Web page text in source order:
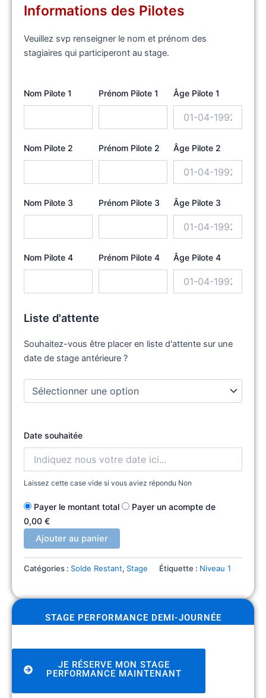
Informations des Pilotes
Veuillez svp renseigner le nom et prénom des
stagiaires qui participeront au stage.
Nom Pilote 1 Prénom Pilote 1 Âge Pilote 1
Nom Pilote 2 Prénom Pilote 2 Âge Pilote 2
Nom Pilote 3 Prénom Pilote 3 Âge Pilote 3
Nom Pilote 4 Prénom Pilote 4 Âge Pilote 4
Liste d'attente
Souhaitez-vous être placer en liste d'attente sur une
date de stage antérieure ?
Date souhaitée
Laissez cette case vide si vous aviez répondu Non
Payer le montant total
Payer un acompte de
0,00 €
Ajouter au panier
Catégories : Solde Restant, Stage Étiquette : Niveau 1
STAGE PERFORMANCE DEMI-JOURNÉE
JE RÉSERVE MON STAGE
PERFORMANCE MAINTENANT